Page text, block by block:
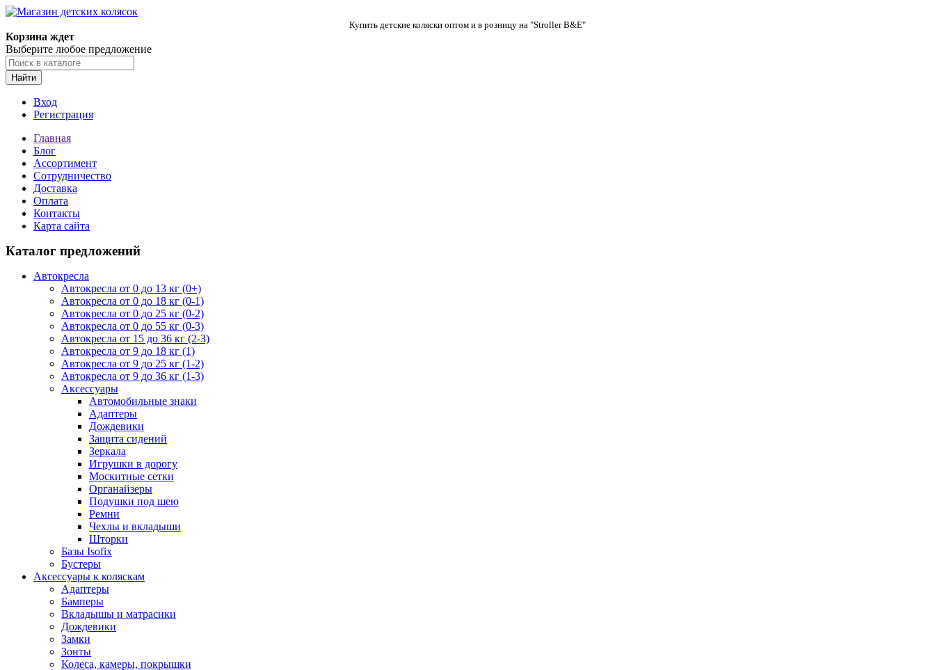
Купить детские коляски оптом и в розницу на "Stroller B&E"
Корзина ждет
Выберите любое предложение
Найти
Вход
Регистрация
Главная
Блог
Ассортимент
Сотрудничество
Доставка
Оплата
Контакты
Карта сайта
Каталог предложений
Автокресла
Автокресла от 0 до 13 кг (0+)
Автокресла от 0 до 18 кг (0-1)
Автокресла от 0 до 25 кг (0-2)
Автокресла от 0 до 55 кг (0-3)
Автокресла от 15 до 36 кг (2-3)
Автокресла от 9 до 18 кг (1)
Автокресла от 9 до 25 кг (1-2)
Автокресла от 9 до 36 кг (1-3)
Аксессуары
Автомобильные знаки
Адаптеры
Дождевики
Защита сидений
Зеркала
Игрушки в дорогу
Москитные сетки
Органайзеры
Подушки под шею
Ремни
Чехлы и вкладыши
Шторки
Базы Isofix
Бустеры
Аксессуары к коляскам
Адаптеры
Бамперы
Вкладышы и матрасики
Дождевики
Замки
Зонты
Колеса, камеры, покрышки